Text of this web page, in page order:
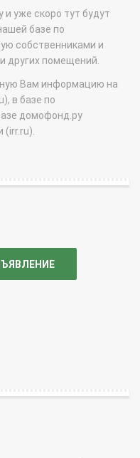
уже скоро тут будут
базе по
собственниками и
других помещений.
Вам информацию на
в базе по
домофонд.ру
(irr.ru).